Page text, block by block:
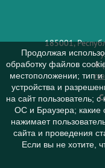
185001,
8
Продолжая
обработку файлов
местоположении; тип
устройства и
на сайт пользователь;
ОС и Браузера; какие
нажимает
сайта и проведения
Если вы не хотите,